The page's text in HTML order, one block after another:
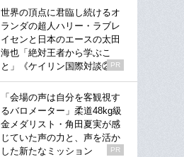
世界の頂点に君臨し続けるオ
ランダの超人ハリー・ラブレ
イセンと日本のエースの太田
海也「絶対王者から学ぶこ
と」《ケイリン国際対談②》
PR
「会場の声は自分を客観視す
るバロメーター」柔道48kg級
金メダリスト・角田夏実が感
じていた声の力と、声を活か
した新たなミッション
PR